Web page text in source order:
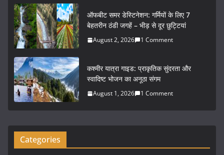
o
k
ऑफबीट समर डेस्टिनेशन: गर्मियों के लिए 7
बेहतरीन ठंडी जगहें – भीड़ से दूर छुट्टियां
August 2, 2026 1 Comment
कश्मीर यात्रा गाइड: प्राकृतिक सुंदरता और
स्वादिष्ट भोजन का अनूठा संगम
August 1, 2026 1 Comment
Categories